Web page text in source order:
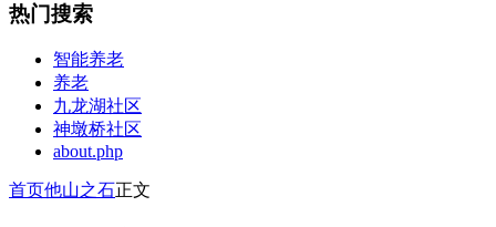
热门搜索
智能养老
养老
九龙湖社区
神墩桥社区
about.php
首页他山之石正文